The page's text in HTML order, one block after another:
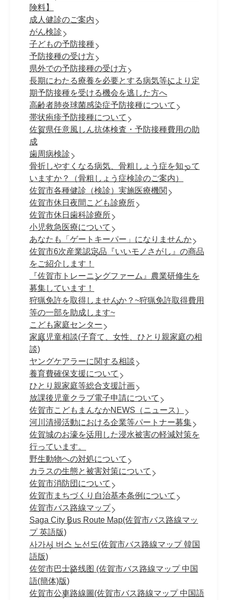
険料】
成人健診のご案内
がん検診
子どもの予防接種
予防接種の受け方
県外での予防接種の受け方
長期にわたる療養を必要とする病気等により定
期予防接種を受ける機会を逃した方へ
高齢者肺炎球菌感染症予防接種について
帯状疱疹予防接種について
佐賀県任意風しん抗体検査・予防接種費用の助
成
歯周病検診
骨折しやすくなる病気、骨粗しょう症を知って
いますか？（骨粗しょう症検診のご案内）
佐賀市各種健診（検診）実施医療機関
佐賀市休日夜間こども診療所
佐賀市休日歯科診療所
小児救急医療について
あなたも「ゲートキーパー」になりませんか
佐賀市6次産業認定品『いいモノさがし』の商品
をご紹介します！
『佐賀市トレーニングファーム』農業研修生を
募集しています！
狩猟免許を取得しませんか？~狩猟免許取得費用
等の一部を助成します~
こども家庭センター
家庭児童相談(子育て、女性、ひとり親家庭の相
談)
ヤングケアラーに関する相談
養育費確保支援について
ひとり親家庭等総合支援計画
放課後児童クラブ電子申請について
佐賀市こどもまんなかNEWS（ニュース）
河川清掃活動における企業等パートナー募集
佐賀城のお濠を活用した浸水被害の軽減対策を
行っています。
野生動物への対処について
カラスの生態と被害対策について
佐賀市消防団について
佐賀市まちづくり自治基本条例について
佐賀市バス路線マップ
Saga City Bus Route Map(佐賀市バス路線マッ
プ 英語版)
사가시 버스 노선도(佐賀市バス路線マップ 韓国
語版)
佐贺市巴士路线图 (佐賀市バス路線マップ 中国
語(簡体)版)
佐賀市公車路線圖(佐賀市バス路線マップ 中国語